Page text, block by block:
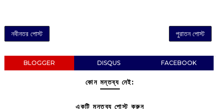
নবীনতর পোস্ট পুরাতন পোস্ট
BLOGGER DISQUS FACEBOOK
কোন মন্তব্য নেই:
একটি মন্তব্য পোস্ট করুন